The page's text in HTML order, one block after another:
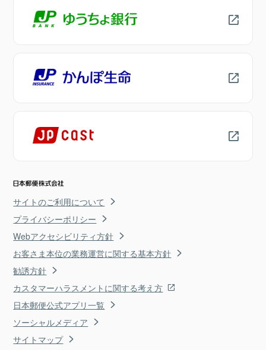
サイトのご利用について
プライバシーポリシー
Webアクセシビリティ方針
お客さま本位の業務運営に関する基本方針
勧誘方針
カスタマーハラスメントに関する考え方
日本郵便公式アプリ一覧
ソーシャルメディア
サイトマップ